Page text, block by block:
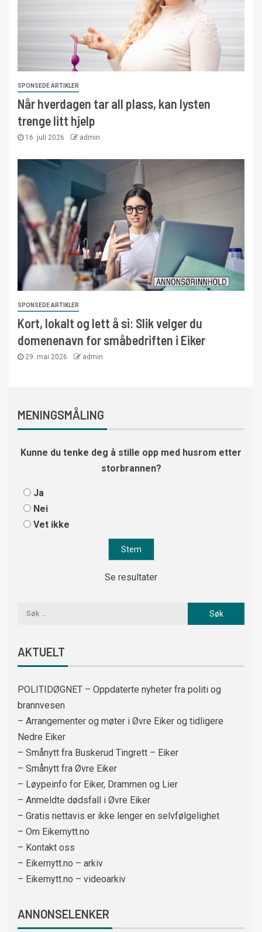
SPONSEDE ARTIKLER
Når hverdagen tar all plass, kan lysten
trenge litt hjelp
16. juli 2026 admin
SPONSEDE ARTIKLER
Kort, lokalt og lett å si: Slik velger du
domenenavn for småbedriften i Eiker
29. mai 2026 admin
MENINGSMÅLING
Kunne du tenke deg å stille opp med husrom etter
storbrannen?
Ja
Nei
Vet ikke
Se resultater
AKTUELT
POLITIDØGNET – Oppdaterte nyheter fra politi og
brannvesen
– Arrangementer og møter i Øvre Eiker og tidligere
Nedre Eiker
– Smånytt fra Buskerud Tingrett – Eiker
– Smånytt fra Øvre Eiker
– Løypeinfo for Eiker, Drammen og Lier
– Anmeldte dødsfall i Øvre Eiker
– Gratis nettavis er ikke lenger en selvfølgelighet
– Om Eikernytt.no
– Kontakt oss
– Eikernytt.no – arkiv
– Eikernytt.no – videoarkiv
ANNONSELENKER